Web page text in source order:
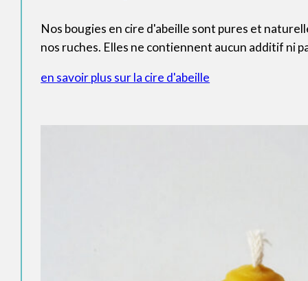
Nos bougies en cire d'abeille sont pures et
nos ruches. Elles ne contiennent aucun additif ni
en savoir plus sur la cire d'abeille